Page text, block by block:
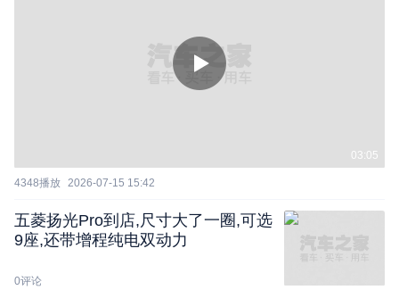
03:05
4348播放 2026-07-15 15:42
五菱扬光Pro到店,尺寸大了一圈,可选
9座,还带增程纯电双动力
0评论